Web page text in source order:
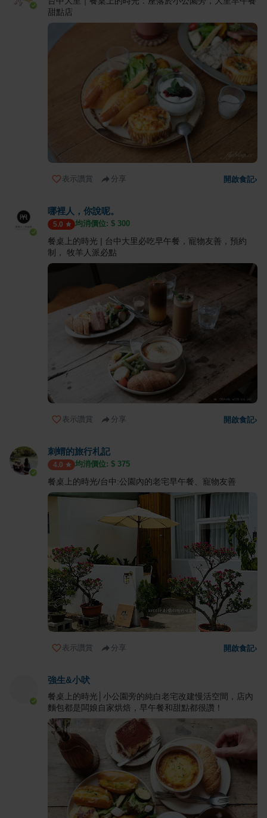
甜點店
表示讚賞 分享 開啟食記›
哪裡人，你說呢。
5.0 均消價位: $ 300
餐桌上的時光 | 台中大里必吃早午餐，寵物友善，預約
制， 牧羊人派必點
表示讚賞 分享 開啟食記›
刺蝟的旅行札記
4.0 均消價位: $ 375
餐桌上的時光/台中:公園內的老宅早午餐、寵物友善
表示讚賞 分享 開啟食記›
強生&小吠
餐桌上的時光│小公園旁的純白老宅改建慢活空間，店內
麵包都是闆娘自家烘焙，早午餐和甜點都很讚！